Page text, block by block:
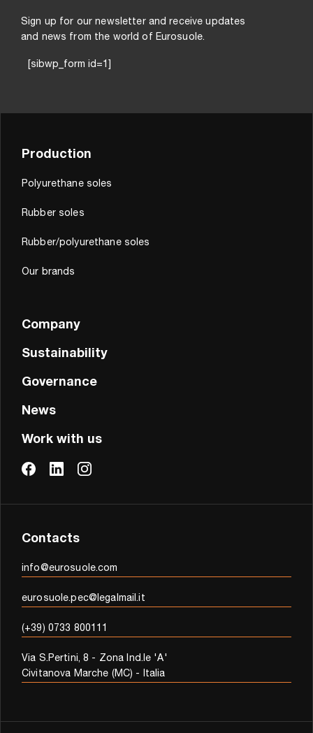
Sign up for our newsletter and receive updates
and news from the world of Eurosuole.
[sibwp_form id=1]
Production
Polyurethane soles
Rubber soles
Rubber/polyurethane soles
Our brands
Company
Sustainability
Governance
News
Work with us
Contacts
info@eurosuole.com
eurosuole.pec@legalmail.it
(+39) 0733 800111
Via S.Pertini, 8 - Zona Ind.le 'A'
Civitanova Marche (MC) - Italia